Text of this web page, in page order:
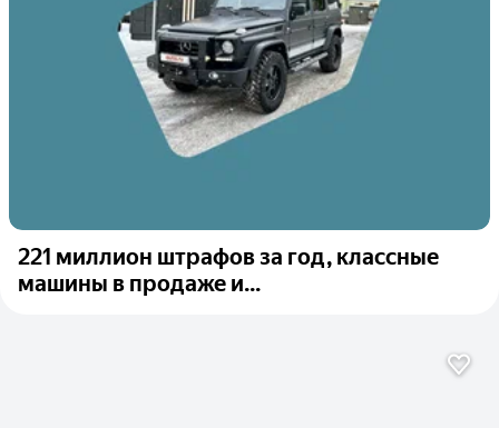
221 миллион штрафов за год, классные
машины в продаже и...